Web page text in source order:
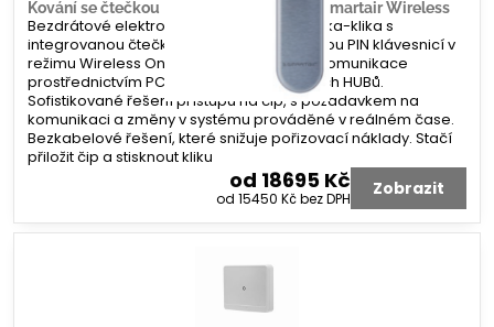
Kování se čtečkou RFID a PIN klávesnicí Smartair Wireless
Bezdrátové elektronické štítové kování klika-klika s
integrovanou čtečkou RFID čipů a přídavnou PIN klávesnicí v
režimu Wireless Online. Programování a komunikace
prostřednictvím PC a online komunikačních HUBů.
Sofistikované řešení přístupu na čip, s požadavkem na
komunikaci a změny v systému prováděné v reálném čase.
Bezkabelové řešení, které snižuje pořizovací náklady. Stačí
přiložit čip a stisknout kliku
od 18695 Kč
od 15450 Kčbez DPH Zobrazit